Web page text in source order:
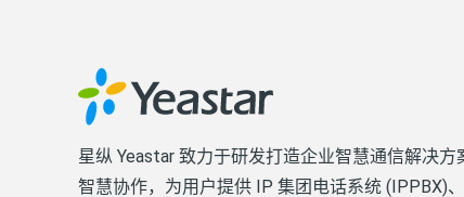
星纵 Yeastar 致力于研发打造企业智慧通信解决
智慧协作，为用户提供 IP 集团电话系统 (IPPBX)